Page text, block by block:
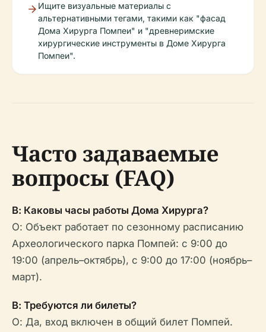
Ищите визуальные материалы с
альтернативными тегами, такими как "фасад
Дома Хирурга Помпеи" и "древнеримские
хирургические инструменты в Доме Хирурга
Помпеи".
Часто задаваемые
вопросы (FAQ)
В: Каковы часы работы Дома Хирурга?
О: Объект работает по сезонному расписанию
Археологического парка Помпей: с 9:00 до
19:00 (апрель–октябрь), с 9:00 до 17:00 (ноябрь–
март).
В: Требуются ли билеты?
О: Да, вход включен в общий билет Помпей.